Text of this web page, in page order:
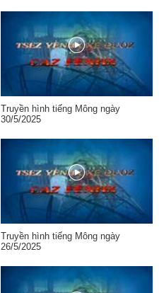
Truyền hình tiếng Mông ngày
30/5/2025
Truyền hình tiếng Mông ngày
26/5/2025